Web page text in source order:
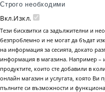
Строго необходими
Вкл.Изкл.
Тези бисквитки са задължителни и
безпроблемно и не могат да бъдат
на информация за сесията, докато
информация в магазина. Например –
продуктите, които сте добавили в
онлайн магазин и услугата, която Ви
пълните си възможности и